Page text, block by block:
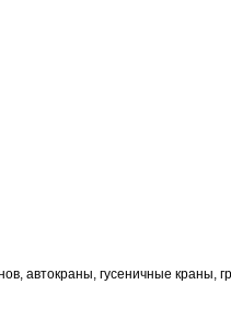
автокраны, гусеничные краны,